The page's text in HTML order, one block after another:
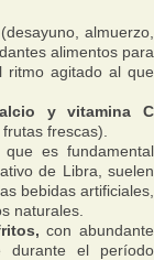
(desayuno, almuerzo,
alimentos para
ritmo agitado al que
y vitamina C
frescas).
que es fundamental
de Libra, suelen
bebidas artificiales,
naturales.
con abundante
durante el período